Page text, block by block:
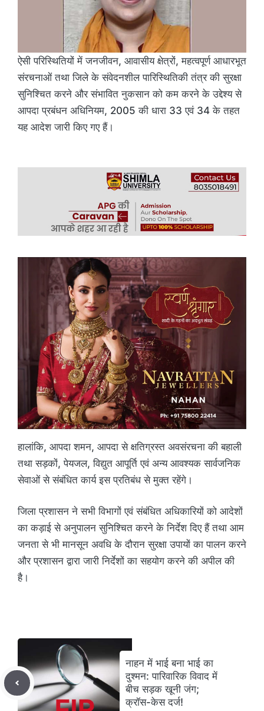
ऐसी परिस्थितियों में जनजीवन, आवासीय क्षेत्रों, महत्वपूर्ण आधारभूत
संरचनाओं तथा जिले के संवेदनशील पारिस्थितिकी तंत्र की सुरक्षा
सुनिश्चित करने और संभावित नुकसान को कम करने के उद्देश्य से
आपदा प्रबंधन अधिनियम, 2005 की धारा 33 एवं 34 के तहत
यह आदेश जारी किए गए हैं।
हालांकि, आपदा शमन, आपदा से क्षतिग्रस्त अवसंरचना की बहाली
तथा सड़कों, पेयजल, विद्युत आपूर्ति एवं अन्य आवश्यक सार्वजनिक
सेवाओं से संबंधित कार्य इस प्रतिबंध से मुक्त रहेंगे।
जिला प्रशासन ने सभी विभागों एवं संबंधित अधिकारियों को आदेशों
का कड़ाई से अनुपालन सुनिश्चित करने के निर्देश दिए हैं तथा आम
जनता से भी मानसून अवधि के दौरान सुरक्षा उपायों का पालन करने
और प्रशासन द्वारा जारी निर्देशों का सहयोग करने की अपील की
है।
नाहन में भाई बना भाई का
दुश्मन: पारिवारिक विवाद में
बीच सड़क खूनी जंग;
क्रॉस-केस दर्ज!